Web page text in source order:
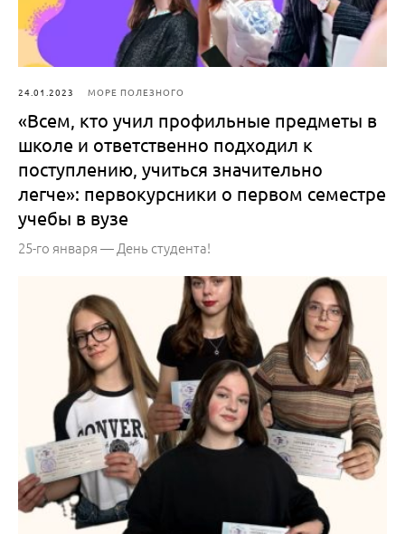
24.01.2023 МОРЕ ПОЛЕЗНОГО
«Всем, кто учил профильные предметы в
школе и ответственно подходил к
поступлению, учиться значительно
легче»: первокурсники о первом семестре
учебы в вузе
25-го января — День студента!